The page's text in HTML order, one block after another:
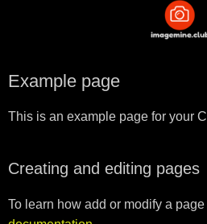
Example page
This is an example page for your
Creating and editing pages
To learn how add or modify a